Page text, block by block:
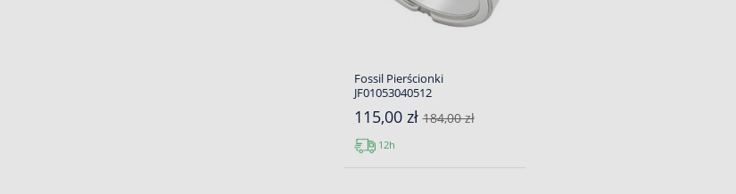
Fossil Pierścionki
JF01053040512
115,00 zł184,00 zł
12h